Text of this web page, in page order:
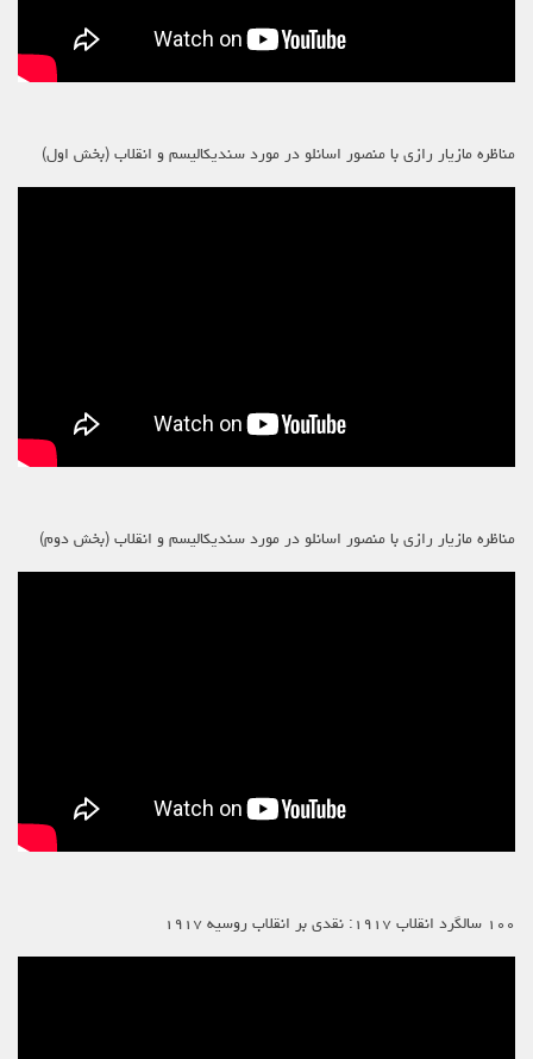
مناظره مازیار رازی با منصور اسانلو در مورد سندیکالیسم و انقلاب (بخش اول)
مناظره مازیار رازی با منصور اسانلو در مورد سندیکالیسم و انقلاب (بخش دوم)
۱۰۰ سالگرد انقلاب ۱۹۱۷: نقدی بر انقلاب روسیه ۱۹۱۷